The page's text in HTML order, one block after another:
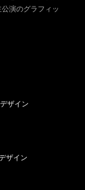
演のグラフィッ
ザイン
ザイン